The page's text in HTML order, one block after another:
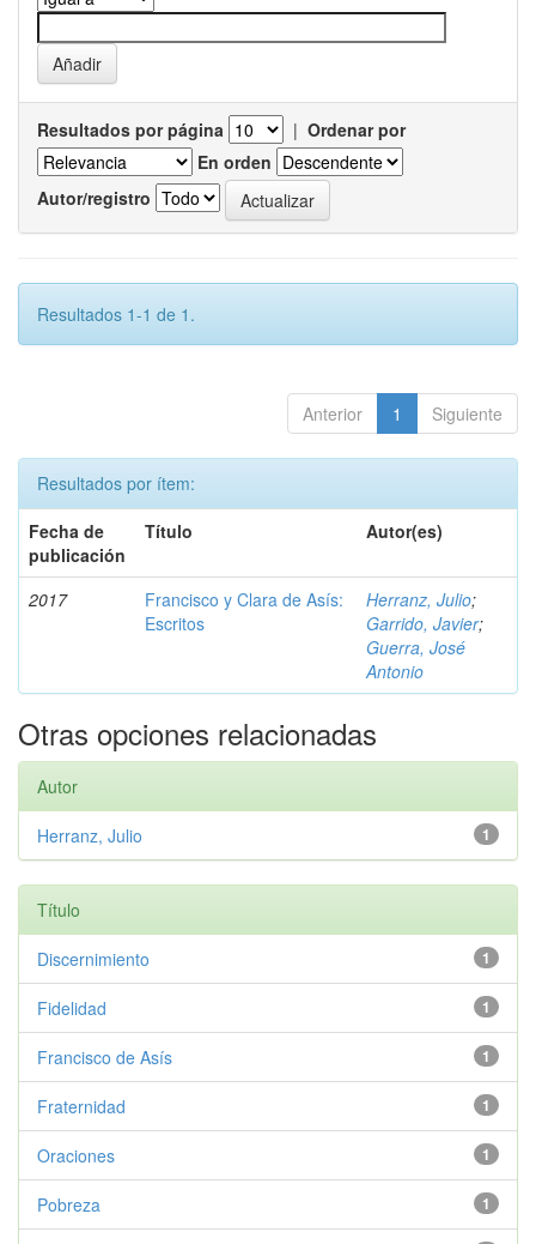
Resultados por página | Ordenar por
En orden
Autor/registro
Resultados 1-1 de 1.
Anterior 1 Siguiente
Resultados por ítem:
Fecha de
publicación
Título Autor(es)
2017
Francisco y Clara de Asís:
Escritos
Herranz, Julio;
Garrido, Javier;
Guerra, José
Antonio
Otras opciones relacionadas
Autor
1
Herranz, Julio
Título
1
Discernimiento
1
Fidelidad
1
Francisco de Asís
1
Fraternidad
1
Oraciones
1
Pobreza